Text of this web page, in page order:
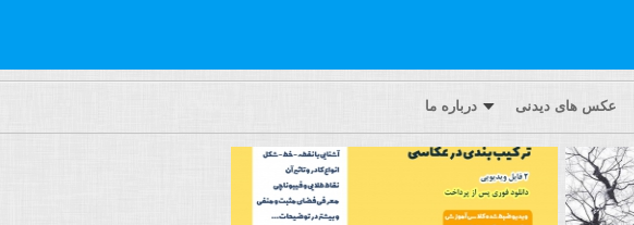
عکس های دیدنی درباره ما